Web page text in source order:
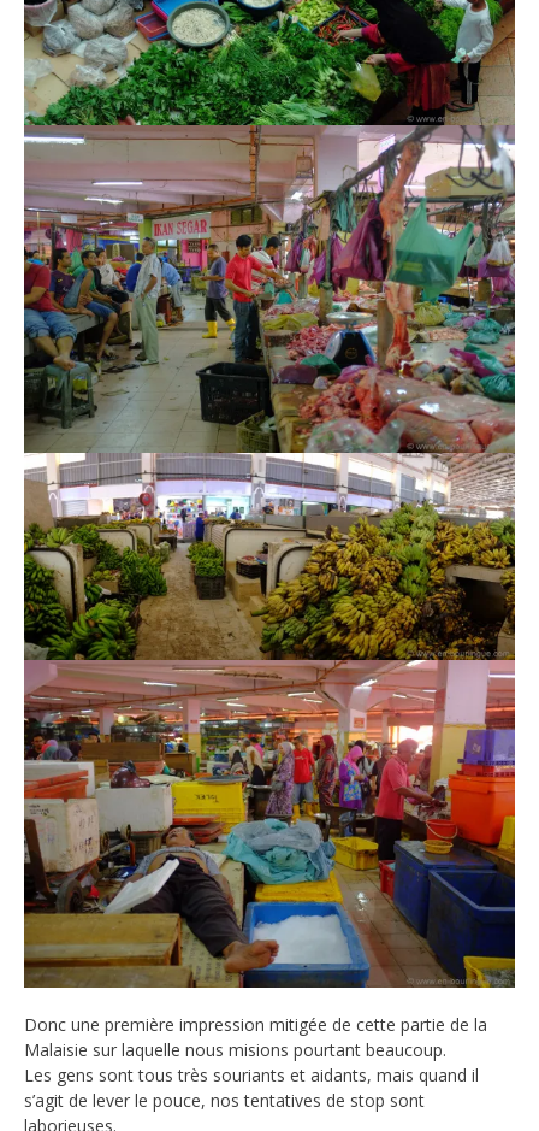
Donc une première impression mitigée de cette partie de la
Malaisie sur laquelle nous misions pourtant beaucoup.
Les gens sont tous très souriants et aidants, mais quand il
s’agit de lever le pouce, nos tentatives de stop sont
laborieuses.